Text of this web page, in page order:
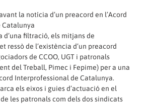
la notícia d’un preacord en l’Acord
Catalunya
d’una filtració, els mitjans de
ressò de l’existència d’un preacord
de CCOO, UGT i patronals
del Treball, Pimec i Fepime) per a una
Interprofessional de Catalunya.
els eixos i guies d’actuació en el
les patronals com dels dos sindicats